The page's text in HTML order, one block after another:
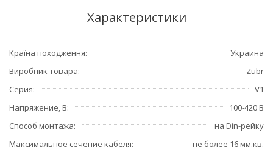
Характеристики
Країна походження
Украина
Виробник товара
Zubr
Серия
V1
Напряжение, В
100-420 В
Способ монтажа
на Din-рейку
Максимальное сечение кабеля
не более 16 мм.кв.